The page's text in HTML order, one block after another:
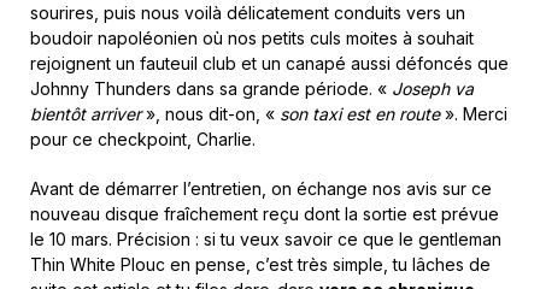
sourires, puis nous voilà délicatement conduits vers un
boudoir napoléonien où nos petits culs moites à souhait
rejoignent un fauteuil club et un canapé aussi défoncés que
Johnny Thunders dans sa grande période. « Joseph va
bientôt arriver», nous dit-on, « son taxi est en route». Merci
pour ce checkpoint, Charlie.
Avant de démarrer l’entretien, on échange nos avis sur ce
nouveau disque fraîchement reçu dont la sortie est prévue
le 10 mars. Précision : si tu veux savoir ce que le gentleman
Thin White Plouc en pense, c’est très simple, tu lâches de